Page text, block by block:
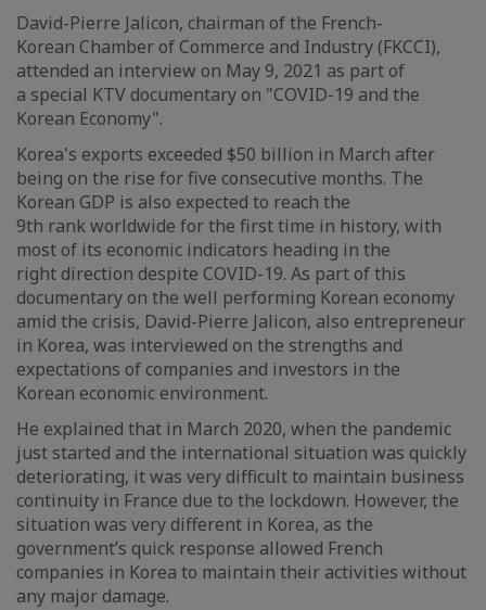
David-Pierre Jalicon, chairman of the French-
Korean Chamber of Commerce and Industry (FKCCI),
attended an interview on May 9, 2021 as part of
a special KTV documentary on "COVID-19 and the
Korean Economy".
Korea's exports exceeded $50 billion in March after
being on the rise for five consecutive months. The
Korean GDP is also expected to reach the
9th rank worldwide for the first time in history, with
most of its economic indicators heading in the
right direction despite COVID-19. As part of this
documentary on the well performing Korean economy
amid the crisis, David-Pierre Jalicon, also entrepreneur
in Korea, was interviewed on the strengths and
expectations of companies and investors in the
Korean economic environment.
He explained that in March 2020, when the pandemic
just started and the international situation was quickly
deteriorating, it was very difficult to maintain business
continuity in France due to the lockdown. However, the
situation was very different in Korea, as the
government’s quick response allowed French
companies in Korea to maintain their activities without
any major damage.